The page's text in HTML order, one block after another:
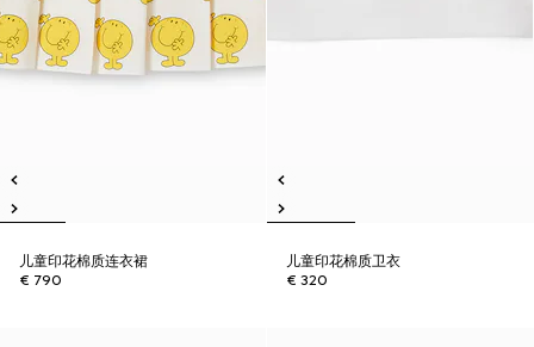
儿童印花棉质连衣裙
€ 790
儿童印花棉质卫衣
€ 320